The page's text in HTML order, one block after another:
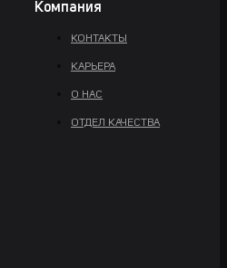
Компания
КОНТАКТЫ
КАРЬЕРА
О НАС
ОТДЕЛ КАЧЕСТВА